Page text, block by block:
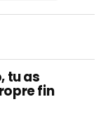
tu as
fin